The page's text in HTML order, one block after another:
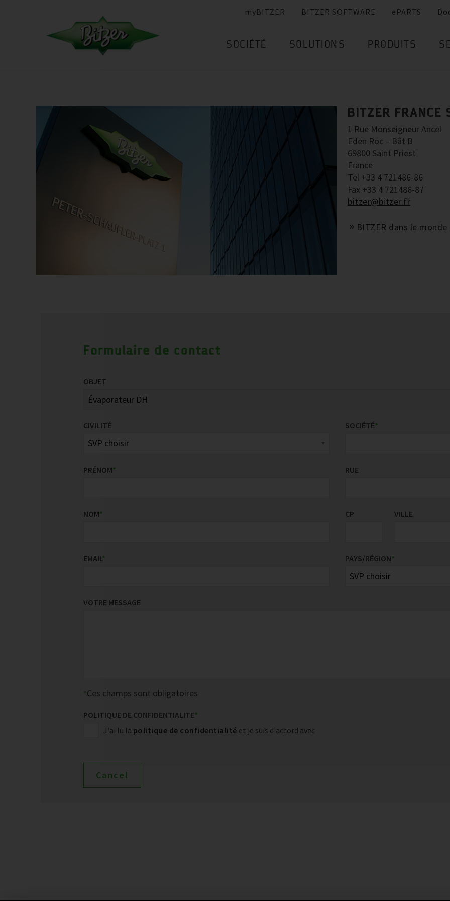
myBITZER BITZER SOFTWARE ePARTS
SOCIÉTÉ SOLUTIONS PRODUITS
BITZER FRANCE
1 Rue Monseigneur Ancel
Eden Roc – Bât B
69800 Saint Priest
France
Tel +33 4 721486-86
Fax +33 4 721486-87
bitzer@bitzer.fr
BITZER dans le monde
Formulaire de contact
OBJET
CIVILITÉ
PRÉNOM*
NOM*
EMAIL*
SOCIÉTÉ*
RUE
CP VILLE
PAYS/RÉGION*
VOTRE MESSAGE
Ces champs sont obligatoires
POLITIQUE DE CONFIDENTIALITE*
J'ai lu la politique de confidentialité et je suis d'accord avec